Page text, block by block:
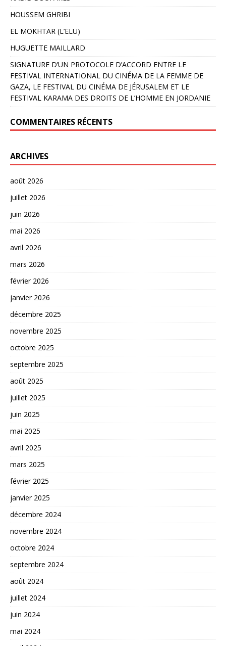
HOUSSEM GHRIBI
EL MOKHTAR (L’ELU)
HUGUETTE MAILLARD
SIGNATURE D’UN PROTOCOLE D’ACCORD ENTRE LE
FESTIVAL INTERNATIONAL DU CINÉMA DE LA FEMME DE
GAZA, LE FESTIVAL DU CINÉMA DE JÉRUSALEM ET LE
FESTIVAL KARAMA DES DROITS DE L’HOMME EN JORDANIE
COMMENTAIRES RÉCENTS
ARCHIVES
août 2026
juillet 2026
juin 2026
mai 2026
avril 2026
mars 2026
février 2026
janvier 2026
décembre 2025
novembre 2025
octobre 2025
septembre 2025
août 2025
juillet 2025
juin 2025
mai 2025
avril 2025
mars 2025
février 2025
janvier 2025
décembre 2024
novembre 2024
octobre 2024
septembre 2024
août 2024
juillet 2024
juin 2024
mai 2024